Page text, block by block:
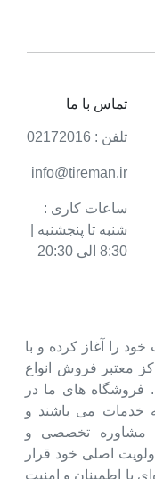
ما از سال ۱۳۶۵ فعالیت خود را آغاز کرده و با
معتبر فروش انواع
فروشگاه های ما در
خدمات می باشند و
مشاوره تخصصی و
اصلی خود قرار
با اطمینان و امنیت
تماس با ما
تلفن : 02172016
info@tireman.ir
ساعات کاری :
شنبه تا پنجشنبه |
8:30 الی 20:30